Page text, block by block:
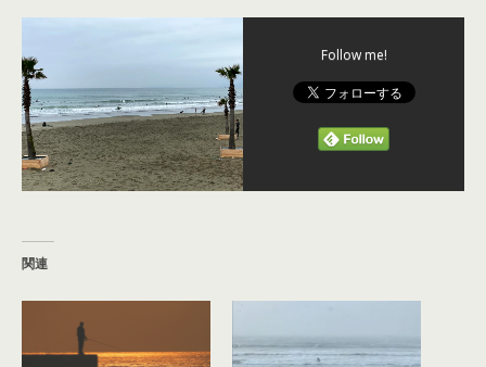
Follow me!
関連